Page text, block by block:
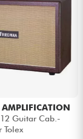
Guitar Cab.-
Tolex